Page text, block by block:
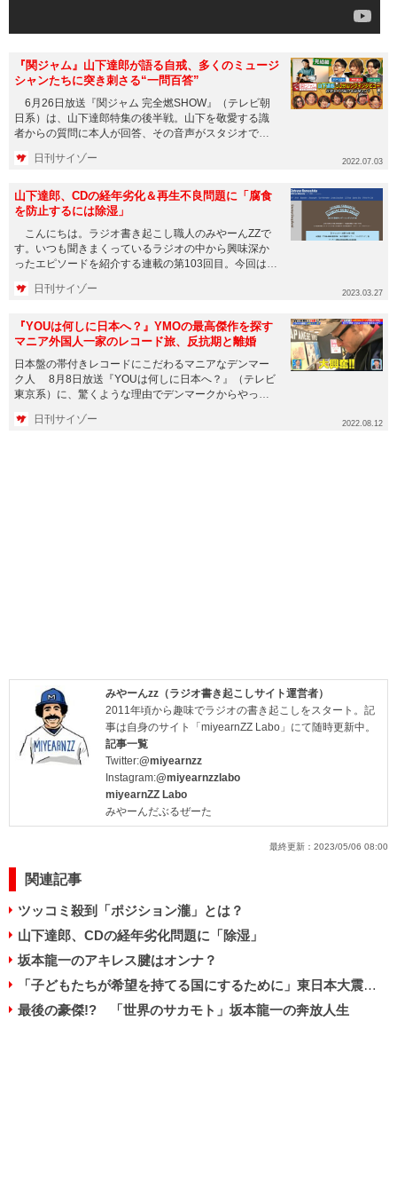
『関ジャム』山下達郎が語る自戒、多くのミュージ
シャンたちに突き刺さる“一問百答”
6月26日放送『関ジャム 完全燃SHOW』（テレビ朝
日系）は、山下達郎特集の後半戦。山下を敬愛する識
者からの質問に本人が回答、その音声がスタジオで紹
日刊サイゾー 2022.07.03
山下達郎、CDの経年劣化＆再生不良問題に「腐食
を防止するには除湿」
こんにちは。ラジオ書き起こし職人のみやーんZZで
す。いつも聞きまくっているラジオの中から興味深か
ったエピソードを紹介する連載の第103回目。今回は
日刊サイゾー 2023.03.27
『YOUは何しに日本へ？』YMOの最高傑作を探す
マニア外国人一家のレコード旅、反抗期と離婚
日本盤の帯付きレコードにこだわるマニアなデンマー
ク人 8月8日放送『YOUは何しに日本へ？』（テレビ
東京系）に、驚くような理由でデンマークからやって
日刊サイゾー 2022.08.12
みやーんzz（ラジオ書き起こしサイト運営者）
2011年頃から趣味でラジオの書き起こしをスタート。記
事は自身のサイト「miyearnZZ Labo」にて随時更新中。
記事一覧
Twitter:@miyearnzz
Instagram:@miyearnzzlabo
miyearnZZ Labo
みやーんだぶるぜーた
最終更新： 2023/05/06 08:00
関連記事
ツッコミ殺到「ポジション瀧」とは？
山下達郎、CDの経年劣化問題に「除湿」
坂本龍一のアキレス腱はオンナ？
「子どもたちが希望を持てる国にするために」東日本大震災追悼イベントに坂本龍一が登場
最後の豪傑!? 「世界のサカモト」坂本龍一の奔放人生